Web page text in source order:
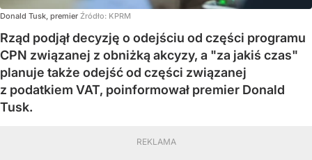
Donald Tusk, premier Źródło: KPRM
Rząd podjął decyzję o odejściu od części programu
CPN związanej z obniżką akcyzy, a "za jakiś czas"
planuje także odejść od części związanej
z podatkiem VAT, poinformował premier Donald
Tusk.